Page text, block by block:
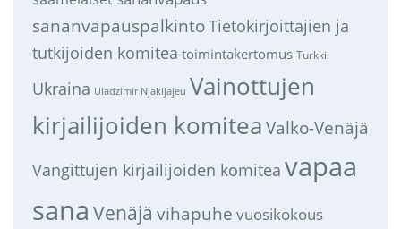
sananvapauspalkintoTietokirjoittajien ja
tutkijoiden komitea toimintakertomus Turkki
Ukraina Uladzimir Njakljajeu Vainottujen
kirjailijoiden komitea Valko-Venäjä
Vangittujen kirjailijoiden komitea vapaa
sana Venäjä vihapuhe vuosikokous